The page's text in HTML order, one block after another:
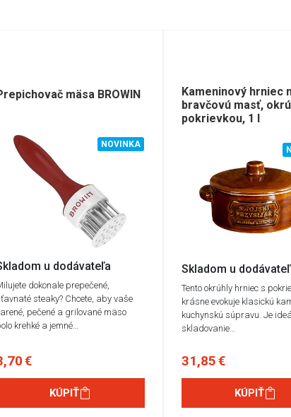
mäsa BROWIN
NOVINKA
u dodávateľa
dokonale prepečené,
steaky? Chcete, aby vaše
pečené a grilované mäso
krehké a jemné…
€
KÚPIŤ
Kameninový hrniec
bravčovú masť,
pokrievkou, 1 l
Skladom u
Tento okrúhly hrniec s
krásne evokuje klasickú
kuchynskú súpravu. Je
skladovanie…
31,85 €
KÚPIŤ